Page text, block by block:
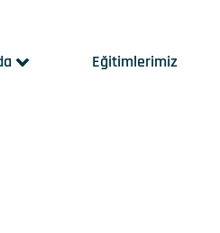
Eğitimlerimiz